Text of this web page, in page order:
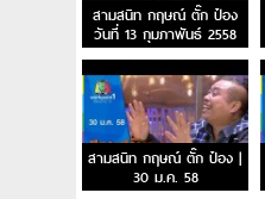
สามสนิท กฤษณ์ ตั๊ก ป๋อง
วันที่ 13 กุมภาพันธ์ 2558
สามสนิท กฤษณ์ ตั๊ก ป๋อง |
30 ม.ค. 58